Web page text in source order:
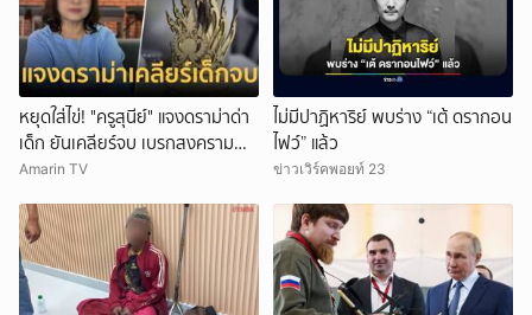
หยุดใส่ไข่! "ครูสุนีย์" แจงดราม่าด่า
เด็ก ยันเคลียร์จบ เบรกสงคราม
Gen
Amarin TV
ไม่มีปาฏิหาริย์ พบร่าง “เต้ ดรากอน
ไฟว์” แล้ว
ข่าวเวิร์คพอยท์ 23